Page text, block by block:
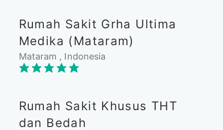
Rumah Sakit Grha Ultima
Medika (Mataram)
Mataram , Indonesia
Rumah Sakit Khusus THT
dan Bedah